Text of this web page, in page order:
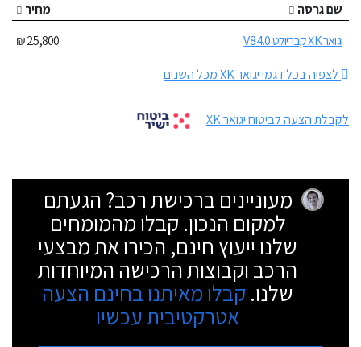
שם גרסה
מחיר
יגואר XK קבריולט 4.0 V8
25,800 ₪
לצפיה בכל דגמי יגואר XK מכל השנים
לקבלת הצעה לביטוח יגואר XK
מעוניינים ברכישת רכב? הגעתם
למקום הנכון. קבלו מהמומחים
שלנו ייעוץ חינם, הכירו את מבצעי
הרכב וקבוצות הרכישה המיוחדות
שלנו. קבלו מאיתנו בחינם הצעה
אטרקטיבית עכשיו